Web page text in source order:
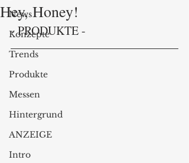
News
Konzepte
Trends
Produkte
Messen
Hintergrund
ANZEIGE
Intro
Hey, Honey!
- PRODUKTE -